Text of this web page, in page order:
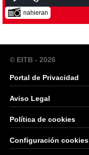
nahieran
© EITB - 2026
Portal de Privacidad
Aviso Legal
Política de cookies
Configuración cookies